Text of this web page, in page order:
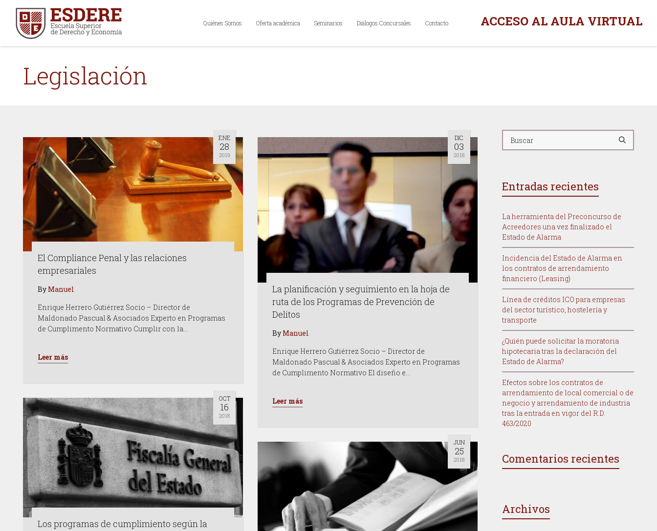
Quiénes Somos Oferta académica Seminarios Diálogos Concursales Contacto ACCESO AL AULA VIRTUAL
Legislación
ENE
28
2019
El Compliance Penal y las relaciones
empresariales
By Manuel
Enrique Herrero Gutiérrez Socio – Director de
Maldonado Pascual & Asociados Experto en Programas
de Cumplimento Normativo Cumplir con la…
Leer más
DIC
03
2018
La planificación y seguimiento en la hoja de
ruta de los Programas de Prevención de
Delitos
By Manuel
Enrique Herrero Gutiérrez Socio – Director de
Maldonado Pascual & Asociados Experto en Programas
de Cumplimento Normativo El diseño e…
Leer más
OCT
16
2018
Los programas de cumplimiento según la
JUN
25
2018
Entradas recientes
La herramienta del Preconcurso de
Acreedores una vez finalizado el
Estado de Alarma
Incidencia del Estado de Alarma en
los contratos de arrendamiento
financiero (Leasing)
Línea de créditos ICO para empresas
del sector turístico, hostelería y
transporte
¿Quién puede solicitar la moratoria
hipotecaria tras la declaración del
Estado de Alarma?
Efectos sobre los contratos de
arrendamiento de local comercial o de
negocio y arrendamiento de industria
tras la entrada en vigor del R.D.
463/2020
Comentarios recientes
Archivos